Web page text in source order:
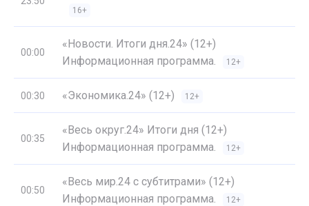
16+
00:00
«Новости. Итоги дня.24» (12+)
Информационная программа.
12+
00:30 «Экономика.24» (12+) 12+
00:35
«Весь округ.24» Итоги дня (12+)
Информационная программа.
12+
00:50
«Весь мир.24 с субтитрами» (12+)
Информационная программа.
12+